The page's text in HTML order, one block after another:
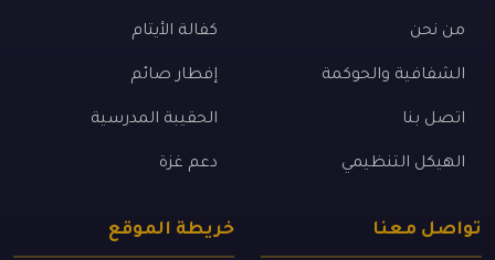
من نحن
الشفافية والحوكمة
اتصل بنا
الهيكل التنظيمي
كفالة الأيتام
إفطار صائم
الحقيبة المدرسية
دعم غزة
تواصل معنا خريطة الموقع